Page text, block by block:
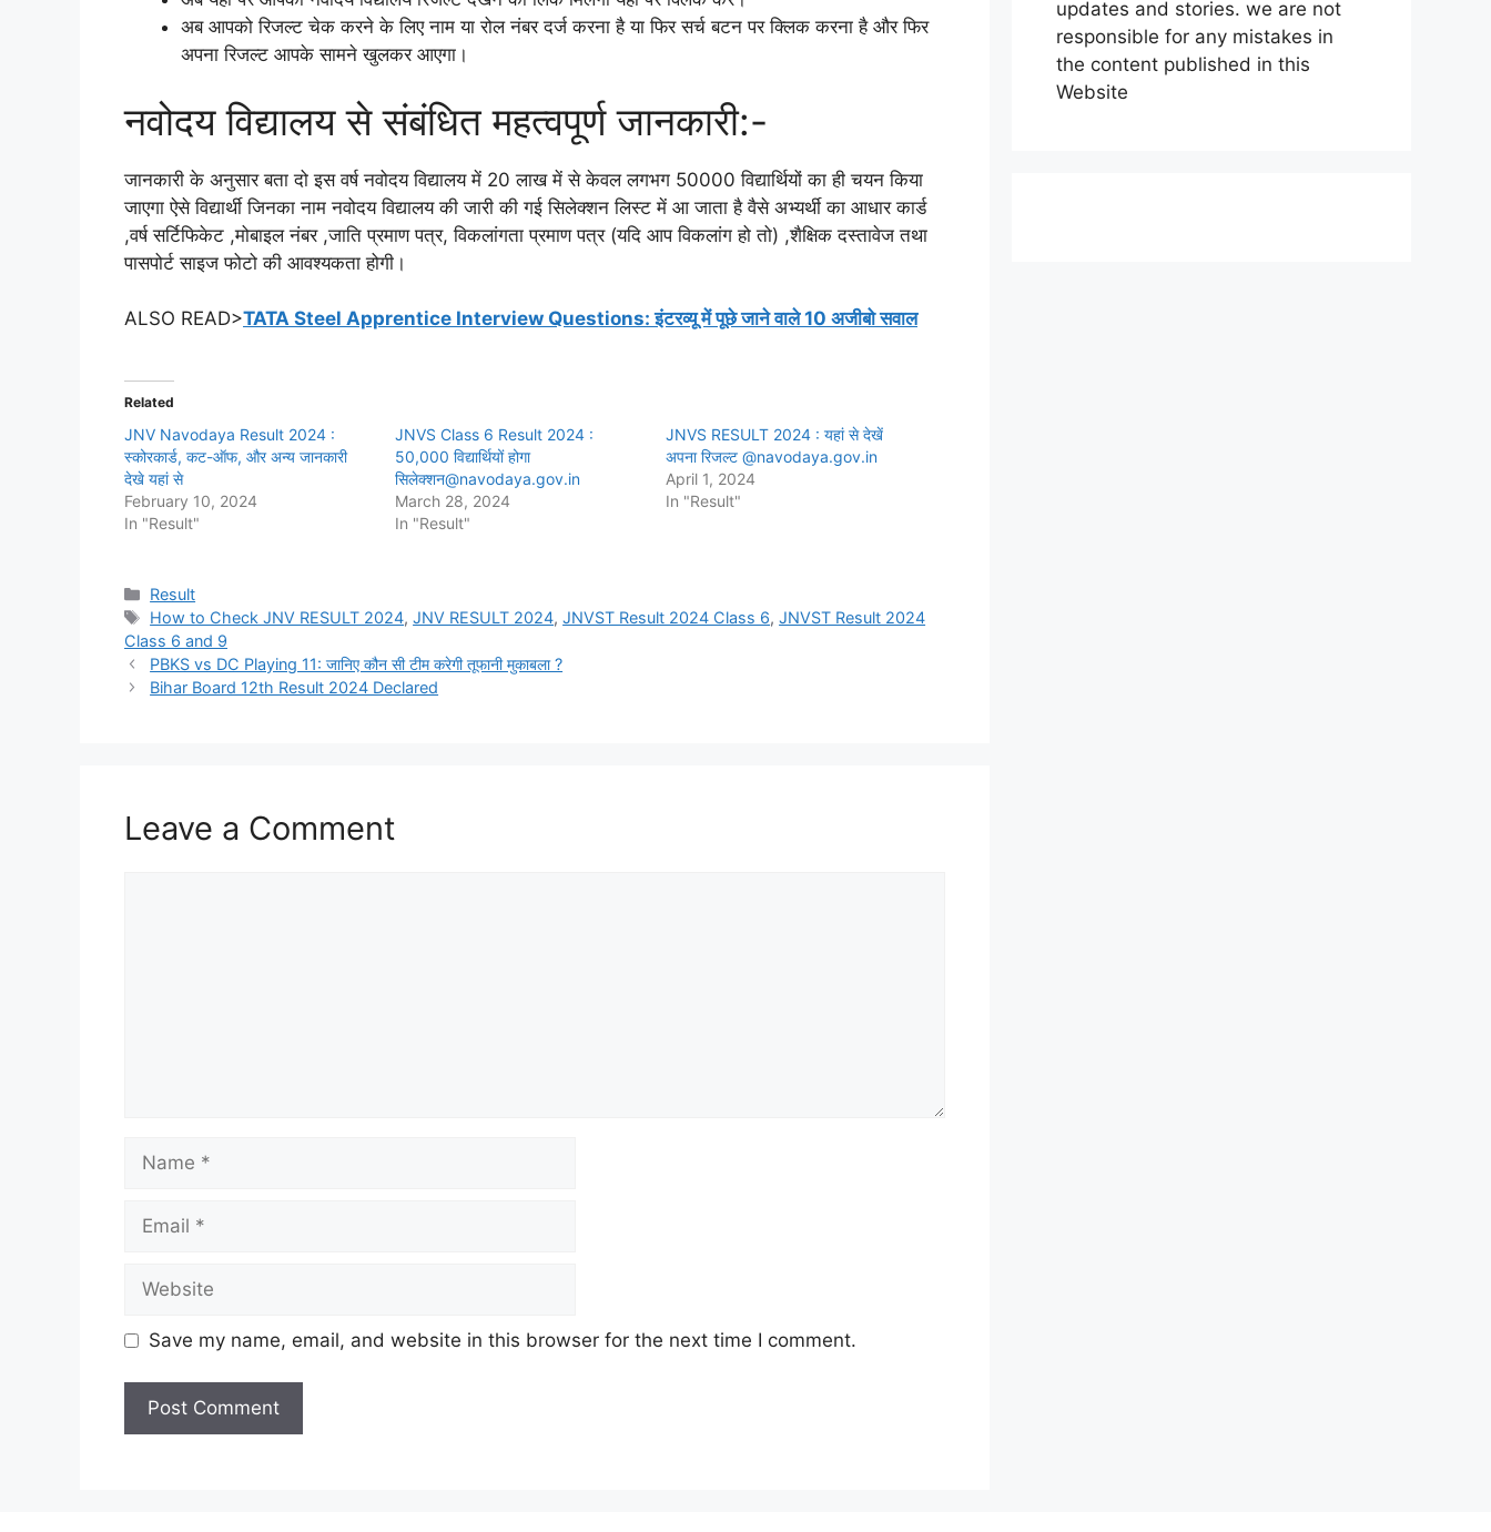
अब आपको रिजल्ट चेक करने के लिए नाम या रोल नंबर दर्ज करना है या फिर सर्च बटन पर क्लिक करना है और फिर
अपना रिजल्ट आपके सामने खुलकर आएगा।
नवोदय विद्यालय से संबंधित महत्वपूर्ण जानकारी:-
जानकारी के अनुसार बता दो इस वर्ष नवोदय विद्यालय में 20 लाख में से केवल लगभग 50000 विद्यार्थियों का ही चयन किया
जाएगा ऐसे विद्यार्थी जिनका नाम नवोदय विद्यालय की जारी की गई सिलेक्शन लिस्ट में आ जाता है वैसे अभ्यर्थी का आधार कार्ड
,वर्ष सर्टिफिकेट ,मोबाइल नंबर ,जाति प्रमाण पत्र, विकलांगता प्रमाण पत्र (यदि आप विकलांग हो तो) ,शैक्षिक दस्तावेज तथा
पासपोर्ट साइज फोटो की आवश्यकता होगी।
ALSO READ>TATA Steel Apprentice Interview Questions: इंटरव्यू में पूछे जाने वाले 10 अजीबो सवाल
Related
JNV Navodaya Result 2024 :
स्कोरकार्ड, कट-ऑफ, और अन्य जानकारी
देखे यहां से
February 10, 2024
In "Result"
JNVS Class 6 Result 2024 :
50,000 विद्यार्थियों होगा
सिलेक्शन@navodaya.gov.in
March 28, 2024
In "Result"
JNVS RESULT 2024 : यहां से देखें
अपना रिजल्ट @navodaya.gov.in
April 1, 2024
In "Result"
Categories
Result
Tags
How to Check JNV RESULT 2024,JNV RESULT 2024,JNVST Result 2024 Class 6,JNVST Result 2024
Class 6 and 9
PBKS vs DC Playing 11: जानिए कौन सी टीम करेगी तूफानी मुकाबला ?
Bihar Board 12th Result 2024 Declared
Leave a Comment
Save my name, email, and website in this browser for the next time I comment.
updates and stories. we are not
responsible for any mistakes in
the content published in this
Website